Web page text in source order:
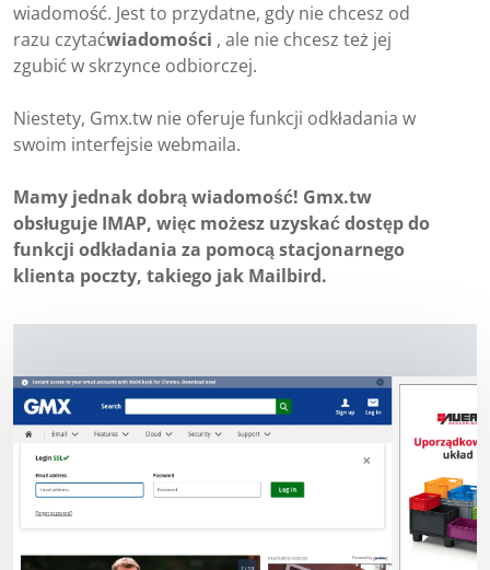
wiadomość. Jest to przydatne, gdy nie chcesz od
razu czytaćwiadomości , ale nie chcesz też jej
zgubić w skrzynce odbiorczej.
Niestety, Gmx.tw nie oferuje funkcji odkładania w
swoim interfejsie webmaila.
Mamy jednak dobrą wiadomość! Gmx.tw
obsługuje IMAP, więc możesz uzyskać dostęp do
funkcji odkładania za pomocą stacjonarnego
klienta poczty, takiego jak Mailbird.